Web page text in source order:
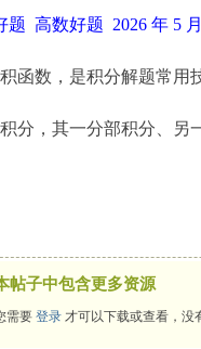
题 高数好题 2026 年 5
函数，是积分解题常用
分，其一分部积分、另
帖子中包含更多资源
需要 登录 才可以下载或查看，没